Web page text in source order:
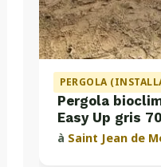
PERGOLA
Pergola
Easy Up gris
à Saint Jean de